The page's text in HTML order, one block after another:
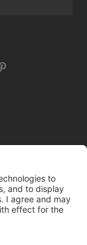
vaatimukset